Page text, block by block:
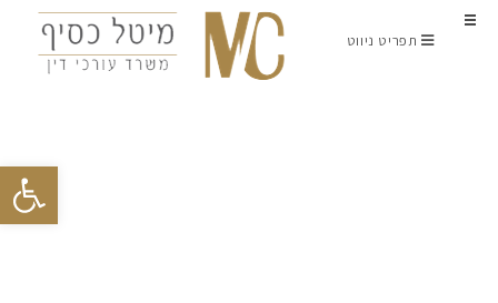
פתח סרגל נגישות
תפריט ניווט